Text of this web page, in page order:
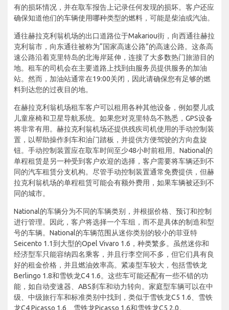
有的损坏情况，并在取车报告上记录任何发现的损坏。客户还应
确保知道他们的车辆使用哪种类型的燃料，可能是柴油或汽油。
通往赫拉克利翁机场的出口道路位于Makariou街，向西通往赫拉
克利翁市，向东通往被称为“国家高速公路”的高速公路。这条高
速公路沿着克里特岛的北海岸延伸，连接了大多数热门旅游目的
地。租车的司机会在主要道路上找到由服务员提供服务的加油
站。然而，加油站通常在19:00关闭，因此请确保您有足够的燃
料到达您的过夜目的地。
在赫拉克利翁机场租车客户可以租用各种其他设备，例如婴儿或
儿童座椅和卫星导航系统。如果您对克里特岛不熟悉，GPS设备
将非常有用。赫拉克利翁机场还提供残疾司机使用的手动控制装
置，以帮助操作刹车和油门踏板，并提供方便驾驶的方向盘旋
钮。手动控制装置应在取车时间至少48小时前租用。National的
单程租赁是另一种受到客户欢迎的选择，客户需要将车辆还到不
同的汽车租赁分支机构。尽管手动控制装置通常免费提供，但赫
拉克利翁机场的单程租赁可能会有额外费用，如果车辆被还到不
同的城市。
National的车辆分为不同的车辆类别，并根据价格、预订和控制
进行管理。因此，客户将选择一个车组，而不是具体的制造和型
号的车辆。National的车辆范围从迷你类别的较小的菲亚特
Seicento 1.1到大型的Opel Vivaro 1.6，种类繁多。虽然迷你和
经济型车只能容纳四名乘客，并且行李空间不多，但它们具有良
好的租金价格，并且燃油效率高。紧凑型车较大，包括雪铁龙
Berlingo 1.8和雪铁龙C4 1.6。这些车可能还配有一些不错的功
能，如自动变速器、ABS刹车和动力转向。家庭型车辆可以在中
级、中级旅行车和标准类别中找到，类似于雪铁龙C5 1.6、雪铁
龙C4 Picasso 1.6、雪铁龙Picasso 1.6和雪铁龙C5 2.0。